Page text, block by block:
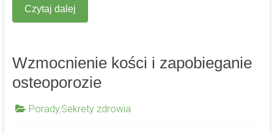
Czytaj dalej
Wzmocnienie kości i zapobieganie
osteoporozie
Porady,Sekrety zdrowia